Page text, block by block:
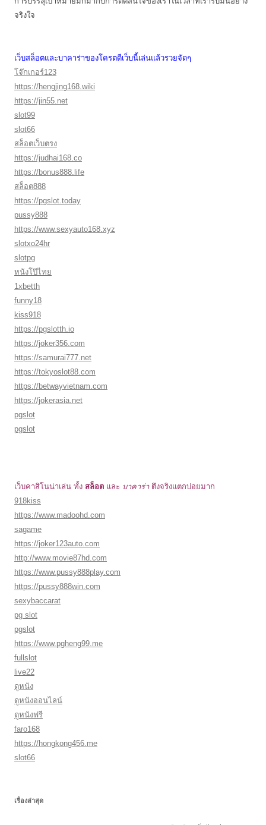
จริงใจ
เว็บสล็อตและบาคาร่าของโครตดีเว็บนี้เล่นแล้วรวยจัดๆ
โจ๊กเกอร์123
https://hengjing168.wiki
https://jin55.net
slot99
slot66
สล็อตเว็บตรง
https://judhai168.co
https://bonus888.life
สล็อต888
https://pgslot.today
pussy888
https://www.sexyauto168.xyz
slotxo24hr
slotpg
หนังโป๊ไทย
1xbetth
funny18
kiss918
https://pgslotth.io
https://joker356.com
https://samurai777.net
https://tokyoslot88.com
https://betwayvietnam.com
https://jokerasia.net
pgslot
pgslot
เว็บคาสิโนน่าเล่น ทั้ง สล็อต และ บาคาร่าตึงจริงแตกบ่อยมาก
918kiss
https://www.madoohd.com
sagame
https://joker123auto.com
http://www.movie87hd.com
https://www.pussy888play.com
https://pussy888win.com
sexybaccarat
pg slot
pgslot
https://www.pgheng99.me
fullslot
live22
ดูหนัง
ดูหนังออนไลน์
ดูหนังฟรี
faro168
https://hongkong456.me
slot66
เรื่องล่าสุด